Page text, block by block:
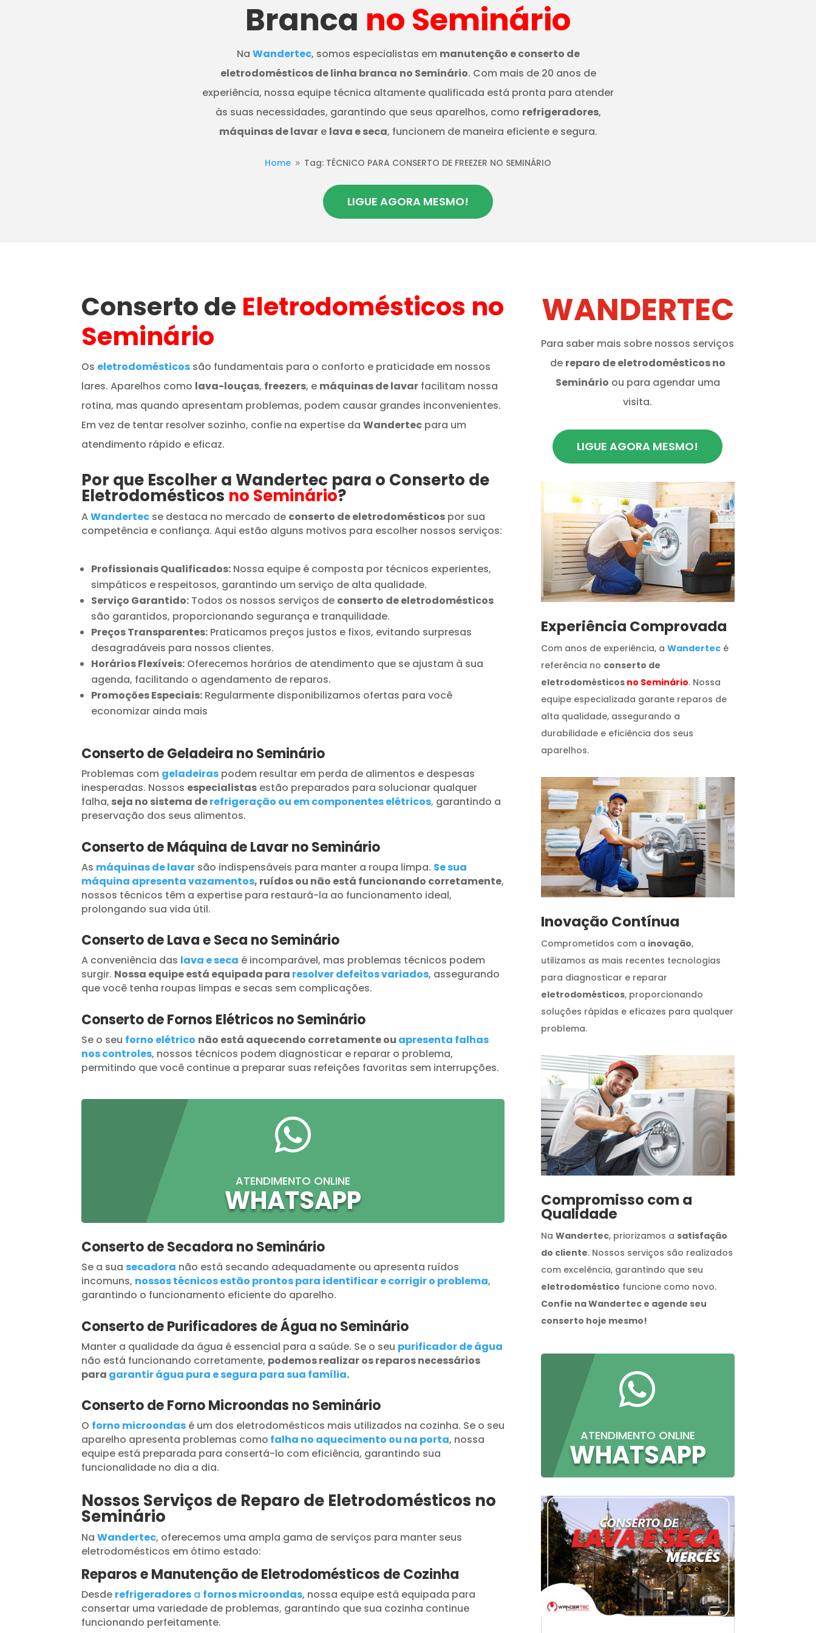
Branca no Seminário
Na Wandertec, somos especialistas em manutenção e conserto de
eletrodomésticos de linha branca no Seminário. Com mais de 20 anos de
experiência, nossa equipe técnica altamente qualificada está pronta para atender
às suas necessidades, garantindo que seus aparelhos, como refrigeradores,
máquinas de lavare lava e seca, funcionem de maneira eficiente e segura.
Home 9 Tag: TÉCNICO PARA CONSERTO DE FREEZER NO SEMINÁRIO
LIGUE AGORA MESMO!
Conserto de Eletrodomésticos no
Seminário
Os eletrodomésticos são fundamentais para o conforto e praticidade em nossos
lares. Aparelhos como lava-louças, freezers, e máquinas de lavar facilitam nossa
rotina, mas quando apresentam problemas, podem causar grandes inconvenientes.
Em vez de tentar resolver sozinho, confie na expertise daWandertec para um
atendimento rápido e eficaz.
Por que Escolher a Wandertec para o Conserto de
Eletrodomésticos no Seminário?
AWandertec se destaca no mercado de conserto de eletrodomésticos por sua
competência e confiança. Aqui estão alguns motivos para escolher nossos serviços:
Profissionais Qualificados: Nossa equipe é composta por técnicos experientes,
simpáticos e respeitosos, garantindo um serviço de alta qualidade.
Serviço Garantido: Todos os nossos serviços de conserto de eletrodomésticos
são garantidos, proporcionando segurança e tranquilidade.
Preços Transparentes: Praticamos preços justos e fixos, evitando surpresas
desagradáveis para nossos clientes.
Horários Flexíveis: Oferecemos horários de atendimento que se ajustam à sua
agenda, facilitando o agendamento de reparos.
Promoções Especiais: Regularmente disponibilizamos ofertas para você
economizar ainda mais
Conserto de Geladeira no Seminário
Problemas com geladeiras podem resultar em perda de alimentos e despesas
inesperadas. Nossos especialistas estão preparados para solucionar qualquer
falha, seja no sistema derefrigeração ou em componentes elétricos, garantindo a
preservação dos seus alimentos.
Conserto de Máquina de Lavar no Seminário
As máquinas de lavar são indispensáveis para manter a roupa limpa. Se sua
máquina apresenta vazamentos, ruídos ou não está funcionando corretamente,
nossos técnicos têm a expertise para restaurá-la ao funcionamento ideal,
prolongando sua vida útil.
Conserto de Lava e Seca no Seminário
A conveniência das lava e seca é incomparável, mas problemas técnicos podem
surgir. Nossa equipe está equipada para resolver defeitos variados, assegurando
que você tenha roupas limpas e secas sem complicações.
Conserto de Fornos Elétricos no Seminário
Se o seu forno elétrico não está aquecendo corretamente ou apresenta falhas
nos controles, nossos técnicos podem diagnosticar e reparar o problema,
permitindo que você continue a preparar suas refeições favoritas sem interrupções.

ATENDIMENTO ONLINE
WHATSAPP
Conserto de Secadora no Seminário
Se a suasecadora não está secando adequadamente ou apresenta ruídos
incomuns, nossos técnicos estão prontos para identificar e corrigir o problema,
garantindo o funcionamento eficiente do aparelho.
Conserto de Purificadores de Água no Seminário
Manter a qualidade da água é essencial para a saúde. Se o seu purificador de água
não está funcionando corretamente, podemos realizar os reparos necessários
para garantir água pura e segura para sua família.
Conserto de Forno Microondas no Seminário
O forno microondas é um dos eletrodomésticos mais utilizados na cozinha. Se o seu
aparelho apresenta problemas como falha no aquecimento ou na porta, nossa
equipe está preparada para consertá-lo com eficiência, garantindo sua
funcionalidade no dia a dia.
Nossos Serviços de Reparo de Eletrodomésticos no
Seminário
NaWandertec, oferecemos uma ampla gama de serviços para manter seus
eletrodomésticos em ótimo estado:
Reparos e Manutenção de Eletrodomésticos de Cozinha
Desde refrigeradores a fornos microondas, nossa equipe está equipada para
consertar uma variedade de problemas, garantindo que sua cozinha continue
funcionando perfeitamente.
WANDERTEC
Para saber mais sobre nossos serviços
de reparo de eletrodomésticos no
Seminário ou para agendar uma
visita.
LIGUE AGORA MESMO!
​Experiência Comprovada
Com anos de experiência, a Wandertecé
referência no conserto de
eletrodomésticos no Seminário. Nossa
equipe especializada garante reparos de
alta qualidade, assegurando a
durabilidade e eficiência dos seus
aparelhos.
Inovação Contínua
Comprometidos com a inovação,
utilizamos as mais recentes tecnologias
para diagnosticar e reparar
eletrodomésticos, proporcionando
soluções rápidas e eficazes para qualquer
problema.
Compromisso com a
Qualidade
Na Wandertec, priorizamos a satisfação
do cliente. Nossos serviços são realizados
com excelência, garantindo que seu
eletrodoméstico funcione como novo.
Confie na Wandertec e agende seu
conserto hoje mesmo!

ATENDIMENTO ONLINE
WHATSAPP